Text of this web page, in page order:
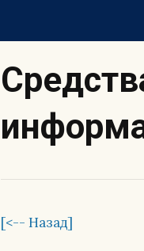
[<-- Назад]